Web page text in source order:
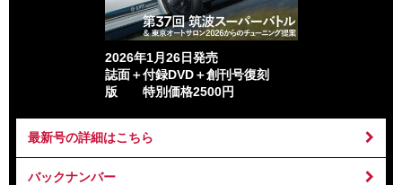
2026年1月26日発売
誌面＋付録DVD＋創刊号復刻
版 特別価格2500円
最新号の詳細はこちら
バックナンバー